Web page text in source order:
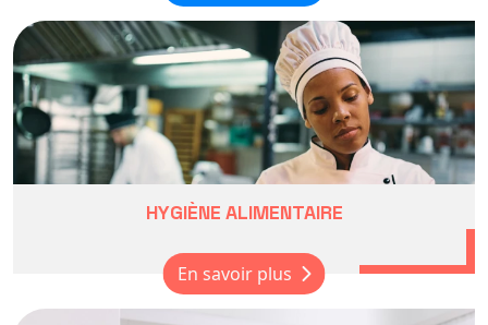
HYGIÈNE ALIMENTAIRE
En savoir plus